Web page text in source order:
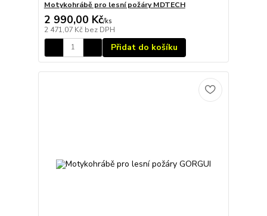
Motykohrábě pro lesní požáry MDTECH
2 990,00 Kč/ks
2 471,07 Kč bez DPH
Přidat do košíku